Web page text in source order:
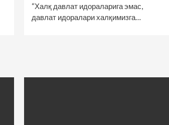
“Халқ давлат идораларига эмас,
давлат идоралари халқимизга…